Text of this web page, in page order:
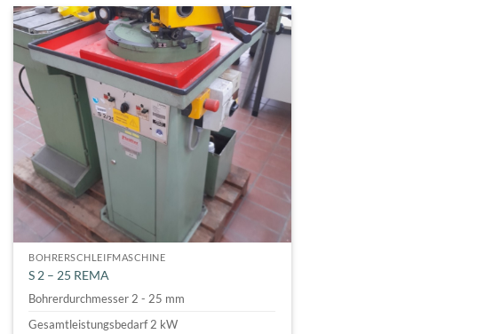
BOHRERSCHLEIFMASCHINE
S 2 – 25 REMA
Bohrerdurchmesser 2 - 25 mm
Gesamtleistungsbedarf 2 kW